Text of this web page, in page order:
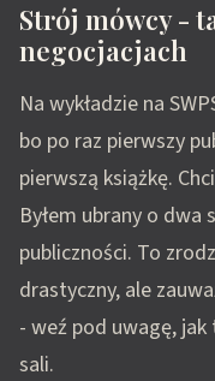
Strój mówcy -
negocjacjach
Na wykładzie na
bo po raz pierwszy
pierwszą książkę.
Byłem ubrany o
publiczności. To
drastyczny, ale
- weź pod uwagę,
sali.